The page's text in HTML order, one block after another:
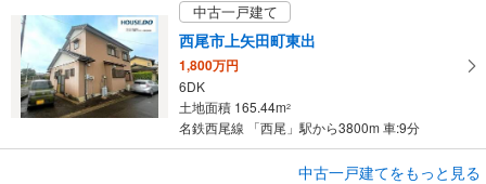
中古一戸建て
西尾市上矢田町東出
1,800万円
6DK
土地面積 165.44m2
名鉄西尾線 「西尾」駅から3800m 車:9分
中古一戸建てをもっと見る